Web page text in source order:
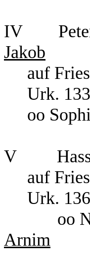
IV
Jakob
auf
Urk.
oo
V
Urk.
oo
Arnim